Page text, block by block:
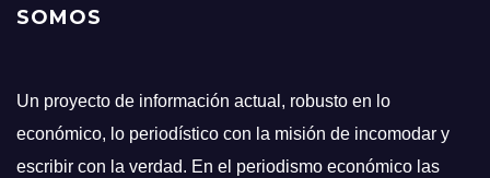
SOMOS
Un proyecto de información actual, robusto en lo
económico, lo periodístico con la misión de incomodar y
escribir con la verdad. En el periodismo económico las